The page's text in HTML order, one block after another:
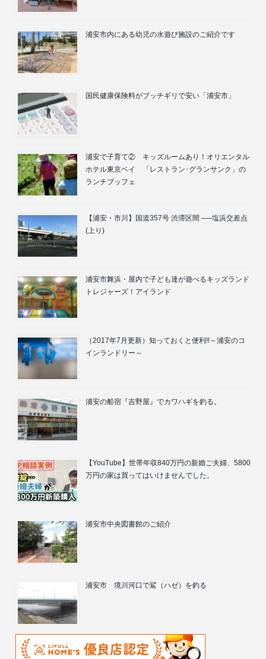
浦安市内にある幼児の水遊び施設のご紹介です
国民健康保険料がブッチギリで安い「浦安市」
浦安で子育て② キッズルームあり！オリエンタル
ホテル東京ベイ 「レストラン･グランサンク」の
ランチブッフェ
【浦安・市川】国道357号 渋滞区間 ──塩浜交差点
(上り)
浦安市舞浜・屋内で子ども達が遊べるキッズランド
トレジャーズ！アイランド
（2017年7月更新）知っておくと便利!!～浦安のコ
インランドリー～
浦安の船宿『吉野屋』でカワハギを釣る。
【YouTube】世帯年収840万円の新婚ご夫婦、5800
万円の家は買ってはいけませんでした。
浦安市中央図書館のご紹介
浦安市 境川河口で鯊（ハゼ）を釣る